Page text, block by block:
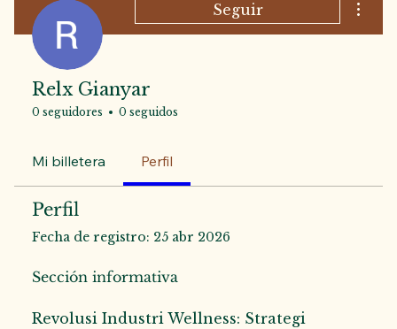
Seguir
Relx Gianyar
0 seguidores 0 seguidos
Mi billetera Perfil
Perfil
Fecha de registro: 25 abr 2026
Sección informativa
Revolusi Industri Wellness: Strategi